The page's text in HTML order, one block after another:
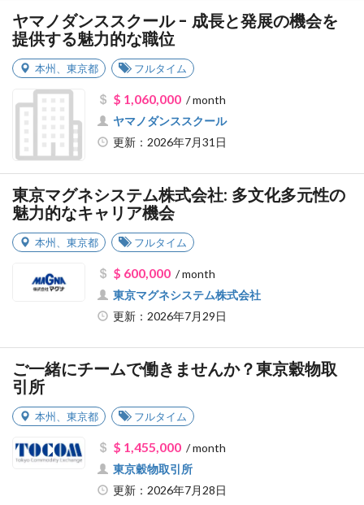
ヤマノダンススクール - 成長と発展の機会を
提供する魅力的な職位
本州 東京都 フルタイム
$ 1,060,000/ month
ヤマノダンススクール
更新：2026年7月31日
東京マグネシステム株式会社: 多文化多元性の
魅力的なキャリア機会
本州 東京都 フルタイム
$ 600,000/ month
東京マグネシステム株式会社
更新：2026年7月29日
ご一緒にチームで働きませんか？東京穀物取
引所
本州 東京都 フルタイム
$ 1,455,000/ month
東京穀物取引所
更新：2026年7月28日